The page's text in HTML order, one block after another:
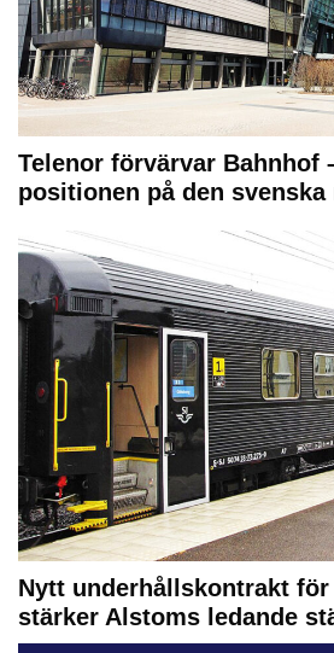
Telenor förvärvar Bahnhof
positionen på den svenska
Nytt underhållskontrakt för
stärker Alstoms ledande